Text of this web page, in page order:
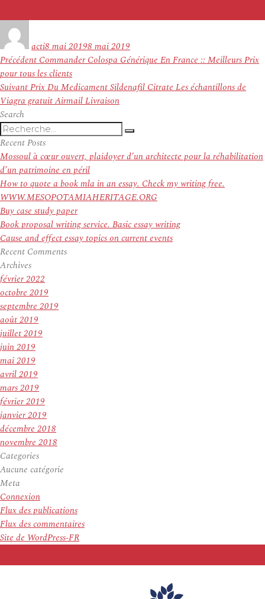
actile
8 mai 20198 mai 2019
Navigation
de
l’article
Précédent Article
précédent :
Commander Colospa Générique En France :: Meilleurs Prix
pour tous les clients
SuivantArticle
suivant :
Prix Du Medicament Sildenafil Citrate Les échantillons de
Viagra gratuit Airmail Livraison
Search
Recherche
pour
:
Recherche
Recent Posts
Mossoul à cœur ouvert, plaidoyer d’un architecte pour la réhabilitation
d’un patrimoine en péril
How to quote a book mla in an essay. Check my writing free.
WWW.MESOPOTAMIAHERITAGE.ORG
Buy case study paper
Book proposal writing service. Basic essay writing
Cause and effect essay topics on current events
Recent Comments
Archives
février 2022
octobre 2019
septembre 2019
août 2019
juillet 2019
juin 2019
mai 2019
avril 2019
mars 2019
février 2019
janvier 2019
décembre 2018
novembre 2018
Categories
Aucune catégorie
Meta
Connexion
Flux des publications
Flux des commentaires
Site de WordPress-FR